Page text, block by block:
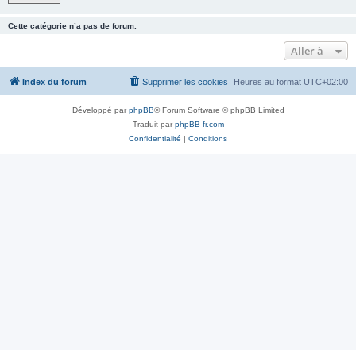
Cette catégorie n’a pas de forum.
Aller à
Index du forum Heures au format UTC+02:00
Supprimer les cookies
Développé parphpBB® Forum Software © phpBB Limited
Traduit parphpBB-fr.com
Confidentialité | Conditions